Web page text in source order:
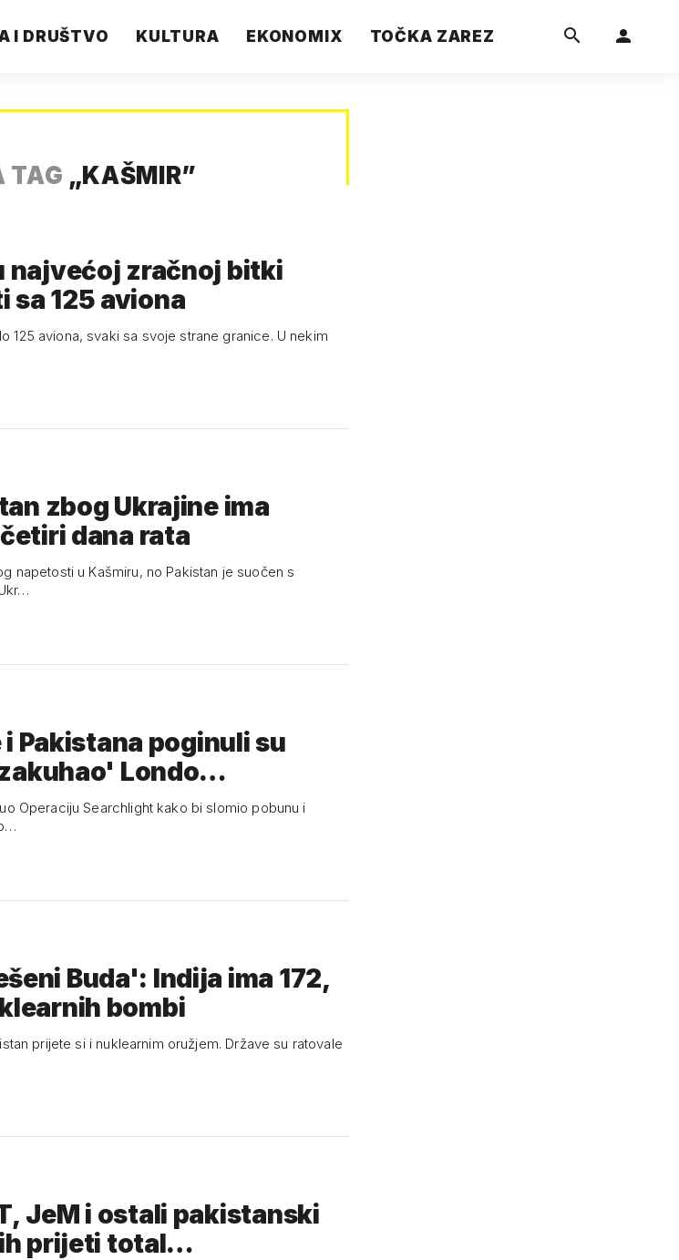
I DRUŠTVO KULTURA EKONOMIX TOČKA ZAREZ
TAG „KAŠMIR”
najvećoj zračnoj bitki
sa 125 aviona
125 aviona, svaki sa svoje strane granice. U nekim
zbog Ukrajine ima
dana rata
napetosti u Kašmiru, no Pakistan je suočen s
Pakistana poginuli su
Londo…
Operaciju Searchlight kako bi slomio pobunu i
Buda': Indija ima 172,
bombi
prijete si i nuklearnim oružjem. Države su ratovale
JeM i ostali pakistanski
prijeti total…